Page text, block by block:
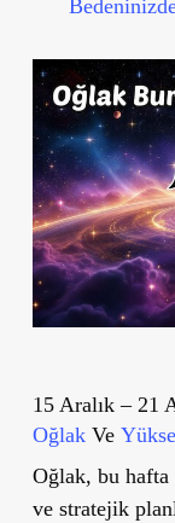
15 Aralık – 21
OğlakVe
Oğlak, bu hafta
ve stratejik